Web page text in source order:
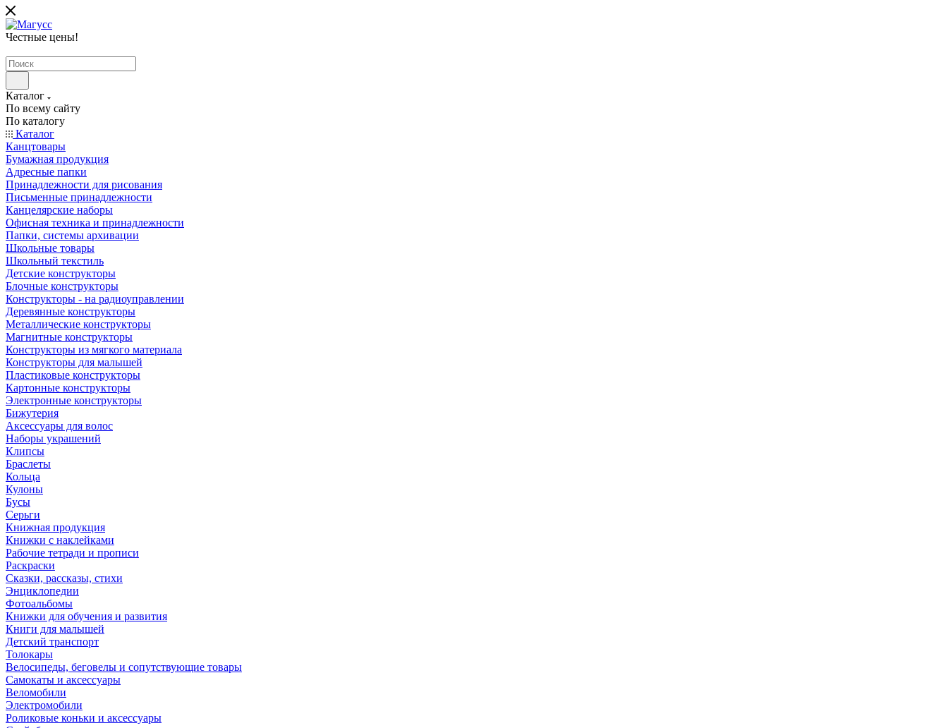
Честные цены!
Каталог
По всему сайту
По каталогу
Каталог
Канцтовары
Бумажная продукция
Адресные папки
Принадлежности для рисования
Письменные принадлежности
Канцелярские наборы
Офисная техника и принадлежности
Папки, системы архивации
Школьные товары
Школьный текстиль
Детские конструкторы
Блочные конструкторы
Конструкторы - на радиоуправлении
Деревянные конструкторы
Металлические конструкторы
Магнитные конструкторы
Конструкторы из мягкого материала
Конструкторы для малышей
Пластиковые конструкторы
Картонные конструкторы
Электронные конструкторы
Бижутерия
Аксессуары для волос
Наборы украшений
Клипсы
Браслеты
Кольца
Кулоны
Бусы
Серьги
Книжная продукция
Книжки с наклейками
Рабочие тетради и прописи
Раскраски
Сказки, рассказы, стихи
Энциклопедии
Фотоальбомы
Книжки для обучения и развития
Книги для малышей
Детский транспорт
Толокары
Велосипеды, беговелы и сопутствующие товары
Самокаты и аксессуары
Веломобили
Электромобили
Роликовые коньки и аксессуары